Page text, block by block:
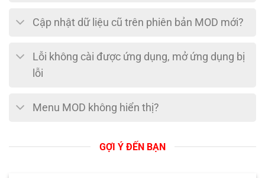
Cập nhật dữ liệu cũ trên phiên bản MOD mới?
Lỗi không cài được ứng dụng, mở ứng dụng bị
lỗi
Menu MOD không hiển thị?
GỢI Ý ĐẾN BẠN